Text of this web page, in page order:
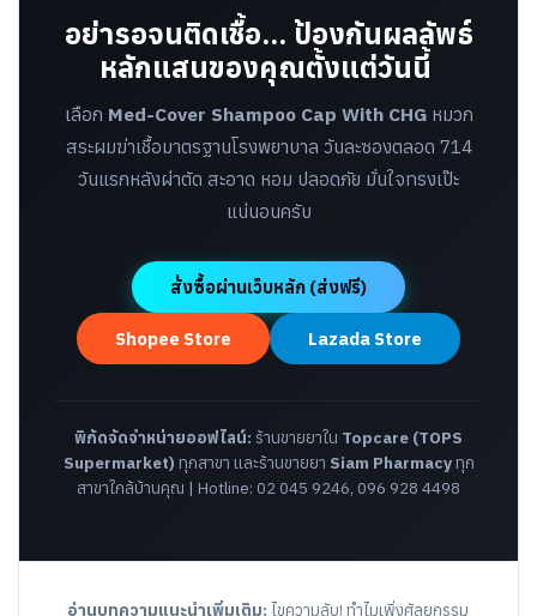
อย่ารอจนติดเชื้อ... ป้องกันผลลัพธ์
หลักแสนของคุณตั้งแต่วันนี้ ️
เลือก Med-Cover Shampoo Cap With CHGหมวก
สระผมฆ่าเชื้อมาตรฐานโรงพยาบาล วันละซองตลอด 714
วันแรกหลังผ่าตัด สะอาด หอม ปลอดภัย มั่นใจทรงเป๊ะ
แน่นอนครับ
สั่งซื้อผ่านเว็บหลัก (ส่งฟรี)
Shopee Store Lazada Store
พิกัดจัดจำหน่ายออฟไลน์: ร้านขายยาใน Topcare (TOPS
Supermarket) ทุกสาขา และร้านขายยา Siam Pharmacyทุก
สาขาใกล้บ้านคุณ | Hotline: 02 045 9246, 096 928 4498
อ่านบทความแนะนำเพิ่มเติม: ไขความลับ! ทำไมเพิ่งศัลยกรรม